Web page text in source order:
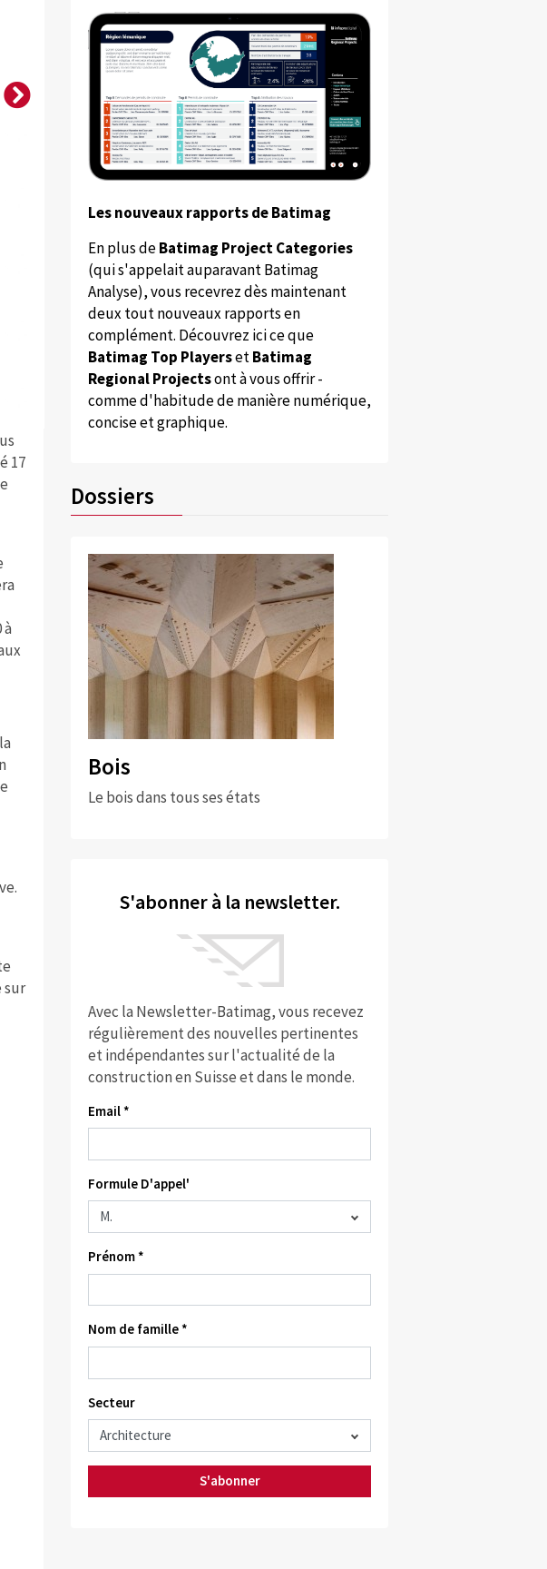
17
sur
Les nouveaux rapports de Batimag
En plus deBatimag Project Categories
(qui s'appelait auparavant Batimag
Analyse), vous recevrez dès maintenant
deux tout nouveaux rapports en
complément. Découvrez ici ce que
Batimag Top PlayersetBatimag
Regional Projectsont à vous offrir -
comme d'habitude de manière numérique,
concise et graphique.
Dossiers
Bois
Le bois dans tous ses états
S'abonner à la newsletter.
Avec la Newsletter-Batimag, vous recevez
régulièrement des nouvelles pertinentes
et indépendantes sur l'actualité de la
construction en Suisse et dans le monde.
Email *
Formule D'appel'
Prénom *
Nom de famille *
Secteur
S'abonner